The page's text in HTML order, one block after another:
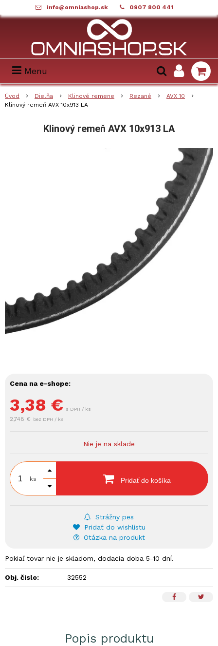
info@omniashop.sk 0907 800 441
Menu
Úvod Dielňa Klinové remene Rezané
AVX 10
Klinový remeň AVX 10x913 LA
Klinový remeň AVX 10x913 LA
Cena na e-shope:
3,38 € s DPH / ks
2,748 € bez DPH / ks
Nie je na sklade
ks Pridať do košíka
Strážny pes
Pridať do wishlistu
Otázka na produkt
Pokiaľ tovar nie je skladom, dodacia doba 5-10 dní.
Obj. čislo: 32552
Popis produktu